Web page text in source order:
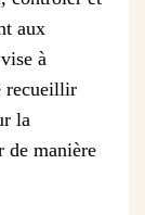
aux
à
recueillir
la
de manière